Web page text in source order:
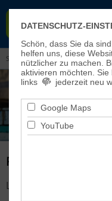
HAUSEN-
Sie sind hier:Kinder, Jugend und
Liebe Eltern,
DATENSCHUTZ-
Schön, dass Sie da
helfen uns, diese
nützlicher zu machen.
aktivieren möchten.
links
jederzeit neu
Google Maps
YouTube